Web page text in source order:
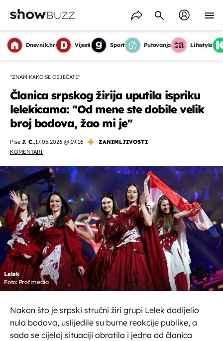
Dnevnik.hr Vijesti Sport Putovanja Lifestyle
''ZNAM KAKO SE OSJEĆATE''
Članica srpskog žirija uputila ispriku
lelekicama: ''Od mene ste dobile velik
broj bodova, žao mi je''
Piše J. C.,17.05.2026 @ 19:16
ZANIMLJIVOSTI
KOMENTARI
Lelek
Foto: Profimedia
Nakon što je srpski stručni žiri grupi Lelek dodijelio
nula bodova, uslijedile su burne reakcije publike, a
sada se cijeloj situaciji obratila i jedna od članica
OMOGUĆI OBAVIJESTI